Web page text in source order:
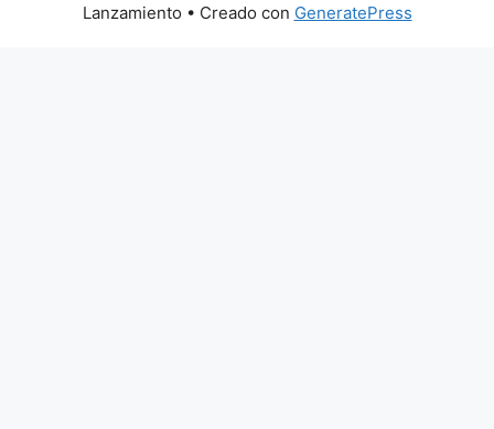
Lanzamiento • Creado con GeneratePress